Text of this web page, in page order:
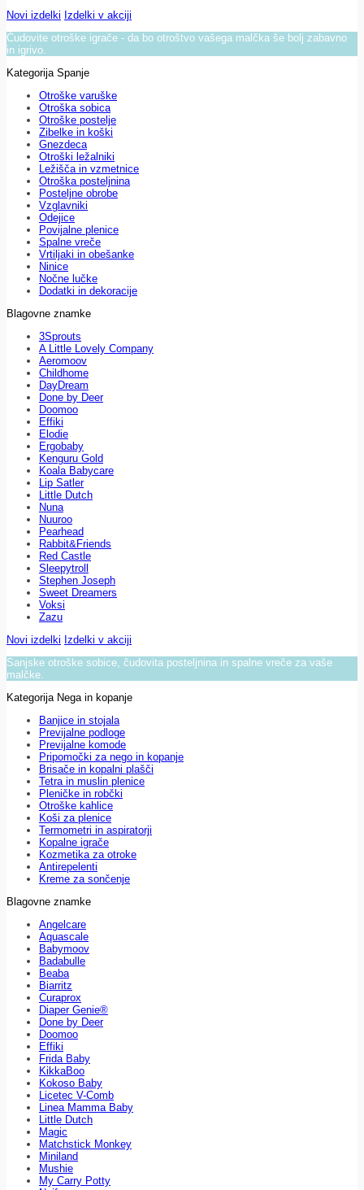
Novi izdelki Izdelki v akciji
Čudovite otroške igrače - da bo otroštvo vašega malčka še bolj zabavno
in igrivo.
Kategorija Spanje
Otroške varuške
Otroška sobica
Otroške postelje
Zibelke in koški
Gnezdeca
Otroški ležalniki
Ležišča in vzmetnice
Otroška posteljnina
Posteljne obrobe
Vzglavniki
Odejice
Povijalne plenice
Spalne vreče
Vrtiljaki in obešanke
Ninice
Nočne lučke
Dodatki in dekoracije
Blagovne znamke
3Sprouts
A Little Lovely Company
Aeromoov
Childhome
DayDream
Done by Deer
Doomoo
Effiki
Elodie
Ergobaby
Kenguru Gold
Koala Babycare
Lip Satler
Little Dutch
Nuna
Nuuroo
Pearhead
Rabbit&Friends
Red Castle
Sleepytroll
Stephen Joseph
Sweet Dreamers
Voksi
Zazu
Novi izdelki Izdelki v akciji
Sanjske otroške sobice, čudovita posteljnina in spalne vreče za vaše
malčke.
Kategorija Nega in kopanje
Banjice in stojala
Previjalne podloge
Previjalne komode
Pripomočki za nego in kopanje
Brisače in kopalni plašči
Tetra in muslin plenice
Pleničke in robčki
Otroške kahlice
Koši za plenice
Termometri in aspiratorji
Kopalne igrače
Kozmetika za otroke
Antirepelenti
Kreme za sončenje
Blagovne znamke
Angelcare
Aquascale
Babymoov
Badabulle
Beaba
Biarritz
Curaprox
Diaper Genie®
Done by Deer
Doomoo
Effiki
Frida Baby
KikkaBoo
Kokoso Baby
Licetec V-Comb
Linea Mamma Baby
Little Dutch
Magic
Matchstick Monkey
Miniland
Mushie
My Carry Potty